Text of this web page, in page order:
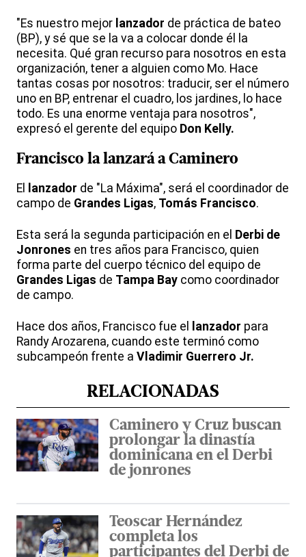
"Es nuestro mejor lanzador de práctica de bateo
(BP), y sé que se la va a colocar donde él la
necesita. Qué gran recurso para nosotros en esta
organización, tener a alguien como Mo. Hace
tantas cosas por nosotros: traducir, ser el número
uno en BP, entrenar el cuadro, los jardines, lo hace
todo. Es una enorme ventaja para nosotros",
expresó el gerente del equipo Don Kelly.
Francisco la lanzará a Caminero
El lanzador de "La Máxima", será el coordinador de
campo de Grandes Ligas, Tomás Francisco.
Esta será la segunda participación en el Derbi de
Jonrones en tres años para Francisco, quien
forma parte del cuerpo técnico del equipo de
Grandes Ligas de Tampa Bay como coordinador
de campo.
Hace dos años, Francisco fue el lanzador para
Randy Arozarena, cuando este terminó como
subcampeón frente a Vladimir Guerrero Jr.
RELACIONADAS
Caminero y Cruz buscan
prolongar la dinastía
dominicana en el Derbi
de jonrones
Teoscar Hernández
completa los
participantes del Derbi de